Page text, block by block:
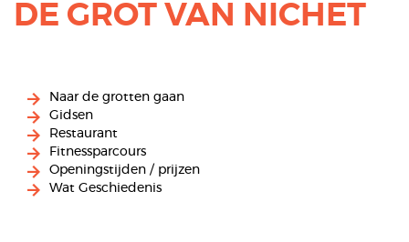
DE GROT VAN NICHET
Naar de grotten gaan
Gidsen
Restaurant
Fitnessparcours
Openingstijden / prijzen
Wat Geschiedenis